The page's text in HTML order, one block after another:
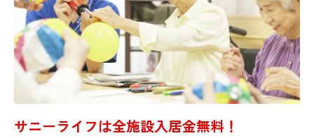
サニーライフは全施設入居金無料！